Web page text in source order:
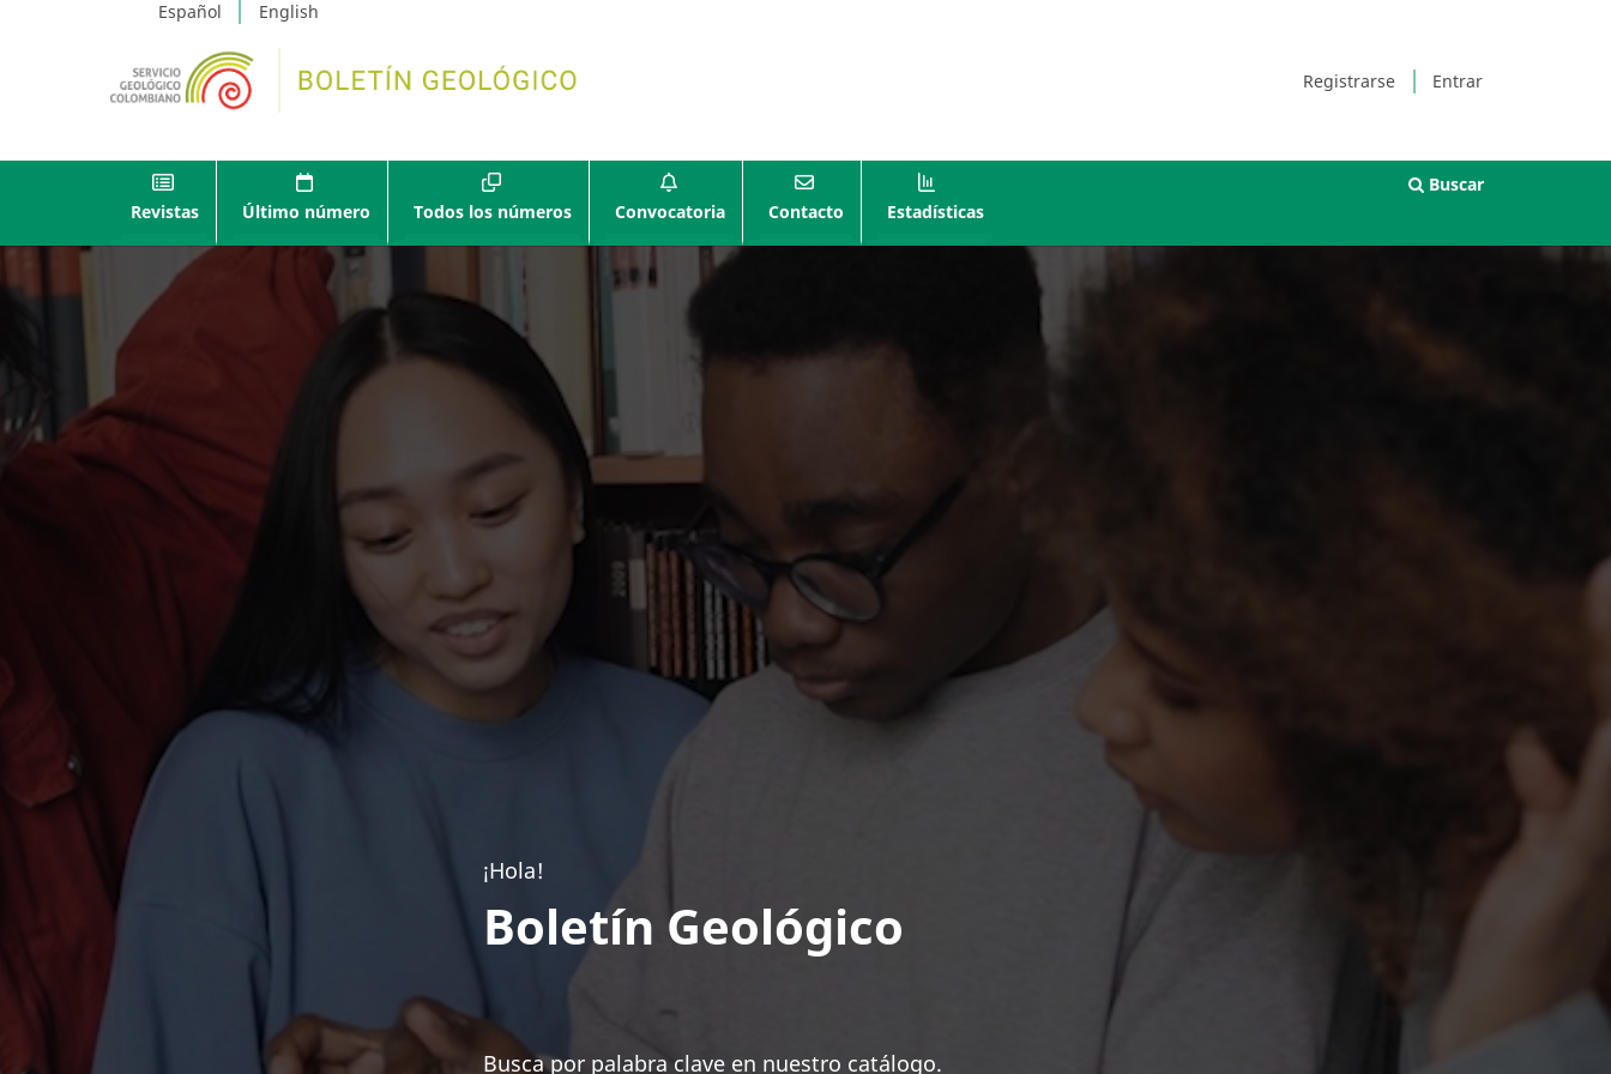
Español English
Registrarse Entrar
Revistas Último número Todos los números Convocatoria Contacto Estadísticas
Buscar
¡Hola!
Boletín Geológico
Busca por palabra clave en nuestro catálogo.